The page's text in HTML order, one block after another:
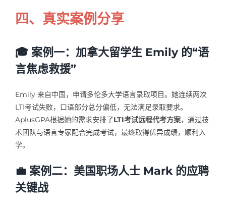
四、真实案例分享
🎓 案例一：加拿大留学生 Emily 的“语
言焦虑救援”
Emily 来自中国，申请多伦多大学语言录取项目。她连续两次
LTI考试失败，口语部分总分偏低，无法满足录取要求。
AplusGPA根据她的需求安排了LTI考试远程代考方案，通过技
术团队与语言专家配合完成考试，最终取得优异成绩，顺利入
学。
💼 案例二：美国职场人士 Mark 的应聘
关键战